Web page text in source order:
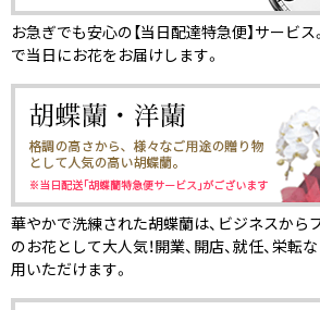
お急ぎでも安心の【当日配達特急便】サービ
で当日にお花をお届けします。
華やかで洗練された胡蝶蘭は、ビジネスから
のお花として大人気！開業、開店、就任、栄転
用いただけます。